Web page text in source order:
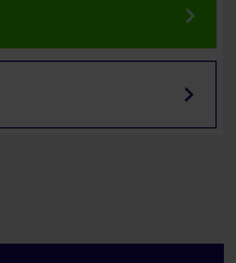
keyboard_arrow_right
keyboard_arrow_right